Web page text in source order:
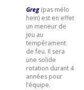
Greg (pas mélo
hein) est en effet
un meneur de
jeu au
tempérament
de feu. Il sera
une solide
rotation durant 4
années pour
l’équipe.